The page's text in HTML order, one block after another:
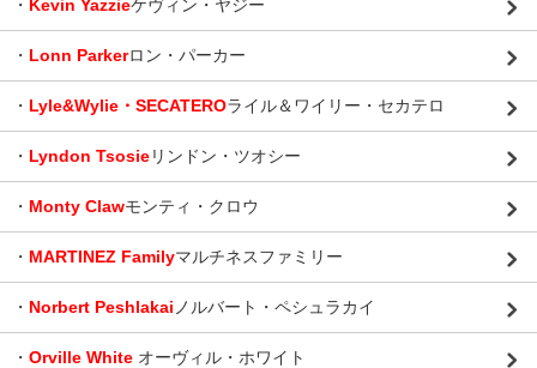
・ Kevin Yazzieケヴィン・ヤジー
・ Lonn Parkerロン・パーカー
・ Lyle&Wylie・SECATEROライル＆ワイリー・セカテロ
・ Lyndon Tsosieリンドン・ツオシー
・ Monty Clawモンティ・クロウ
・ MARTINEZ Familyマルチネスファミリー
・ Norbert Peshlakai ノルバート・ペシュラカイ
・ Orville White オーヴィル・ホワイト